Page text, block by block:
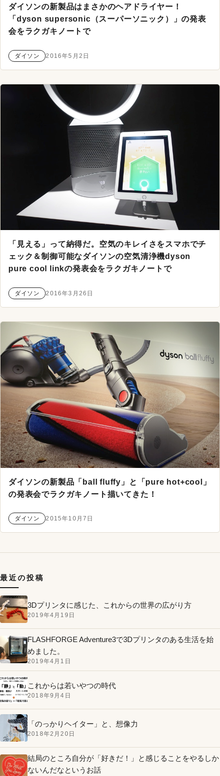
ダイソンの新製品はまさかのヘアドライヤー！
「dyson supersonic（スーパーソニック）」の発表
会をラクガキノートで
ダイソン 2016年5月2日
「見える」って納得だ。空気のキレイさをスマホでチ
ェック＆制御可能なダイソンの空気清浄機dyson
pure cool linkの発表会をラクガキノートで
ダイソン 2016年3月26日
ダイソンの新製品「ball fluffy」と「pure hot+cool」
の発表会でラクガキノート描いてきた！
ダイソン 2015年10月7日
最近の投稿
3Dプリンタに感じた、これからの世界の広がり方
2019年4月19日
FLASHFORGE Adventure3で3Dプリンタのある生活を始
めました。
2019年4月1日
これからは若いやつの時代
2018年9月4日
「のっかりヘイター」と、想像力
2018年2月20日
結局のところ自分が「好きだ！」と感じることをやるしか
ないんだなというお話